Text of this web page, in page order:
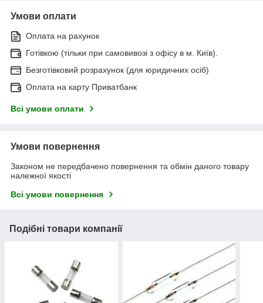
Умови оплати
Оплата на рахунок
Готівкою (тільки при самовивозі з офісу в м. Київ).
Безготівковий розрахунок (для юридичних осіб)
Оплата на карту Приватбанк
Всі умови оплати
Умови повернення
Законом не передбачено повернення та обмін даного товару
належної якості
Всі умови повернення
Подібні товари компанії